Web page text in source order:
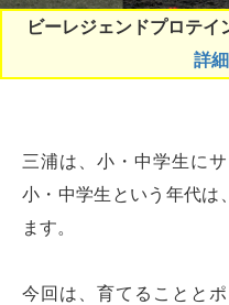
ビーレジェンドプロテ
詳
三浦は、小・中学生に
小・中学生という年代は
ます。
今回は、育てることと